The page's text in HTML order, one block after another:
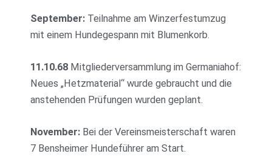
September: Teilnahme am Winzerfestumzug
mit einem Hundegespann mit Blumenkorb.
11.10.68 Mitgliederversammlung im Germaniahof:
Neues „Hetzmaterial“ wurde gebraucht und die
anstehenden Prüfungen wurden geplant.
November: Bei der Vereinsmeisterschaft waren
7 Bensheimer Hundeführer am Start.